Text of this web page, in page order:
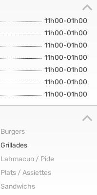
11h00-01h00
11h00-01h00
11h00-01h00
11h00-01h00
11h00-01h00
11h00-01h00
11h00-01h00
Burgers
Grillades
Lahmacun / Pide
Plats / Assiettes
Sandwichs